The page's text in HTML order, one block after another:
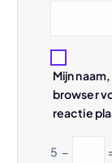
Mijn
browser
reactie
5 −